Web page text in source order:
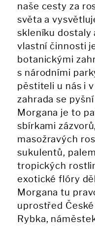
naše cesty za
světa a
skleníku dostaly
vlastní činnosti
botanickými
s národními
pěstiteli u nás i
zahrada se
Morgana je to
sbírkami
masožravých
sukulentů,
tropických
exotické flóry
Morgana tu
uprostřed
Rybka,